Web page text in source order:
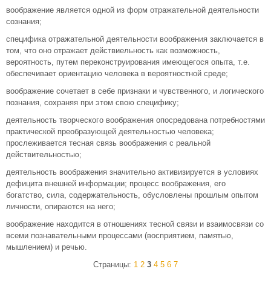
воображение является одной из форм отражательной деятельности
сознания;
специфика отражательной деятельности воображения заключается в
том, что оно отражает действиельность как возможность,
вероятность, путем переконструирования имеющегося опыта, т.е.
обеспечивает ориентацию человека в вероятностной среде;
воображение сочетает в себе признаки и чувственного, и логического
познания, сохраняя при этом свою специфику;
деятельность творческого воображения опосредована потребностями
практической преобразующей деятельностью человека;
прослеживается тесная связь воображения с реальной
действительностью;
деятельность воображения значительно активизируется в условиях
дефицита внешней информации; процесс воображения, его
богатство, сила, содержательность, обусловлены прошлым опытом
личности, опираются на него;
воображение находится в отношениях тесной связи и взаимосвязи со
всеми познавательными процессами (восприятием, памятью,
мышлением) и речью.
Страницы: 1 2 3 4 5 6 7